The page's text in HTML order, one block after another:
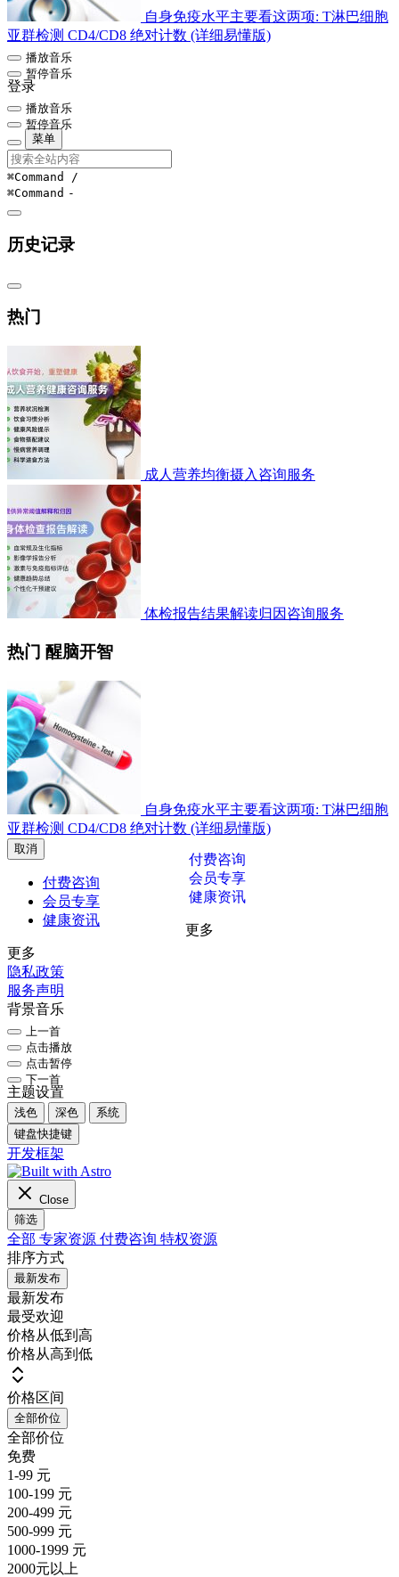
自身免疫水平主要看这两项: T淋巴细胞
亚群检测 CD4/CD8 绝对计数 (详细易懂版)
播放音乐
暂停音乐
登录
播放音乐
暂停音乐
菜单
⌘Command /
⌘Command -
历史记录
热门
成人营养均衡摄入咨询服务
体检报告结果解读归因咨询服务
热门 醒脑开智
自身免疫水平主要看这两项: T淋巴细胞
亚群检测 CD4/CD8 绝对计数 (详细易懂版)
取消
付费咨询
付费咨询
会员专享
会员专享
健康资讯
健康资讯
更多
更多
隐私政策
服务声明
背景音乐
上一首
点击播放
点击暂停
下一首
主题设置
浅色 深色
系统
键盘快捷键
开发框架
Close
筛选
全部 专家资源 付费咨询 特权资源
排序方式
最新发布
最新发布
最受欢迎
价格从低到高
价格从高到低
价格区间
全部价位
全部价位
免费
1-99 元
100-199 元
200-499 元
500-999 元
1000-1999 元
2000元以上